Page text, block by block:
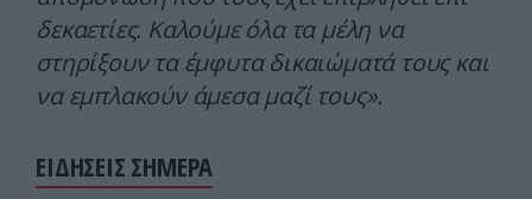
δεκαετίες. Καλούμε όλα τα μέλη να
στηρίξουν τα έμφυτα δικαιώματά τους και
να εμπλακούν άμεσα μαζί τους».
ΕΙΔΗΣΕΙΣ ΣΗΜΕΡΑ